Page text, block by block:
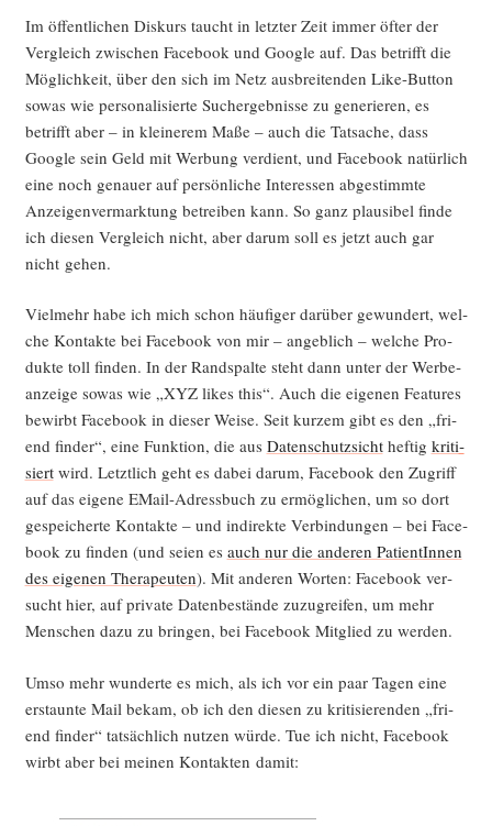
Im öffent­li­chen Dis­kurs taucht in letz­ter Zeit immer öfter der
Ver­gleich zwi­schen Face­book und Goog­le auf. Das betrifft die
Mög­lich­keit, über den sich im Netz aus­brei­ten­den Like-But­ton
sowas wie per­so­na­li­sier­te Such­ergeb­nis­se zu gene­rie­ren, es
betrifft aber – in klei­ne­rem Maße – auch die Tat­sa­che, dass
Goog­le sein Geld mit Wer­bung ver­dient, und Face­book natür­lich
eine noch genau­er auf per­sön­li­che Inter­es­sen abge­stimm­te
Anzei­gen­ver­mark­tung betrei­ben kann. So ganz plau­si­bel fin­de
ich die­sen Ver­gleich nicht, aber dar­um soll es jetzt auch gar
nicht gehen.
Viel­mehr habe ich mich schon häu­fi­ger dar­über gewun­dert, wel­
che Kon­tak­te bei Face­book von mir – angeb­lich – wel­che Pro­
duk­te toll fin­den. In der Rand­spal­te steht dann unter der Wer­be­
an­zei­ge sowas wie „XYZ likes this“. Auch die eige­nen Fea­tures
bewirbt Face­book in die­ser Wei­se. Seit kur­zem gibt es den „fri­
end fin­der“, eine Funk­ti­on, die aus Daten­schutz­sichthef­tig kri­ti­
siertwird. Letzt­lich geht es dabei dar­um, Face­book den Zugriff
auf das eige­ne EMail-Adress­buch zu ermög­li­chen, um so dort
gespei­cher­te Kon­tak­te – und indi­rek­te Ver­bin­dun­gen – bei Face­
book zu fin­den (und sei­en es auch nur die ande­ren Pati­en­tIn­nen
des eige­nen The­ra­peu­ten). Mit ande­ren Wor­ten: Face­book ver­
sucht hier, auf pri­va­te Daten­be­stän­de zuzu­grei­fen, um mehr
Men­schen dazu zu brin­gen, bei Face­book Mit­glied zu werden.
Umso mehr wun­der­te es mich, als ich vor ein paar Tagen eine
erstaun­te Mail bekam, ob ich den die­sen zu kri­ti­sie­ren­den „fri­
end fin­der“ tat­säch­lich nut­zen wür­de. Tue ich nicht, Face­book
wirbt aber bei mei­nen Kon­tak­ten damit: